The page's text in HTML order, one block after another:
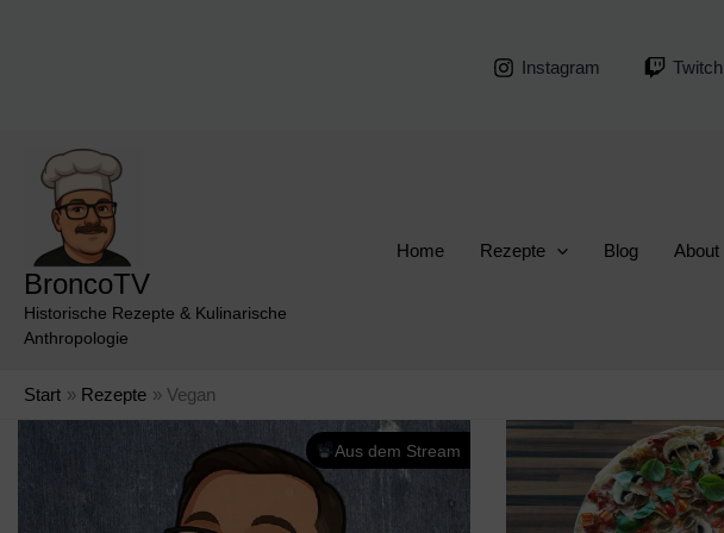
Instagram Twitch
BroncoTV
Historische Rezepte & Kulinarische
Anthropologie
Home Rezepte Blog About
Start Rezepte Vegan
Aus dem Stream